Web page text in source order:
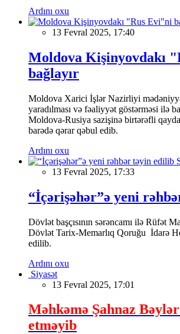
Ardını oxu
13 Fevral 2025, 17:40
Moldova Kişinyovdakı
bağlayır
Moldova Xarici İşlər Nazirliyi
yaradılması və fəaliyyət göstərməsi ilə
Moldova-Rusiya sazişinə birtərəfli
barədə qərar qəbul edib.
Ardını oxu
13 Fevral 2025, 17:33
“İçərişəhər”ə yeni
Dövlət başçısının sərəncamı ilə Rüfət
Dövlət Tarix-Memarlıq Qoruğu İdarə
edilib.
Ardını oxu
Siyasət
13 Fevral 2025, 17:01
Məhkəmə Şahnaz
etməyib